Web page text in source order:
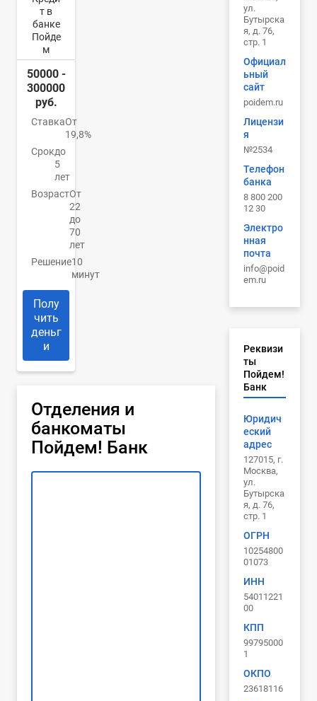
т в
банке
Пойде
м
50000 -
300000
руб.
СтавкаОт
19,8%
Срокдо
5
лет
ВозрастОт
22
до
70
лет
Решение10
минут
Полу
чить
деньг
и
Отделения и
банкоматы
Пойдем! Банк
ул.
Бутырска
я, д. 76,
стр. 1
Официал
ьный
сайт
poidem.ru
Лицензи
я
№2534
Телефон
банка
8 800 200
12 30
Электро
нная
почта
info@poid
em.ru
Реквизи
ты
Пойдем!
Банк
Юридич
еский
адрес
127015, г.
Москва,
ул.
Бутырска
я, д. 76,
стр. 1
ОГРН
10254800
01073
ИНН
54011221
00
КПП
99795000
1
ОКПО
23618116